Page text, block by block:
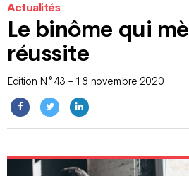
Actualités
Le binôme qui
réussite
Edition N°43 - 18 novembre 2020